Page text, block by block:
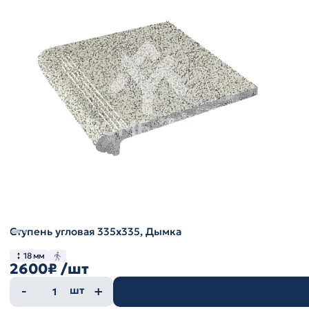
Ступень угловая 335х335, Дымка
18 мм
2600₽ /шт
Количество
товара
шт